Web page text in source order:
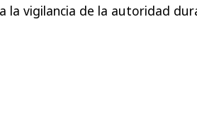
la vigilancia de la autoridad